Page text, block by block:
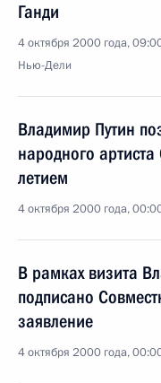
Ганди
4 октября 2000 года,
Нью-Дели
Владимир Путин
народного
летием
4 октября 2000 года,
В рамках визита
подписано
заявление
4 октября 2000 года,